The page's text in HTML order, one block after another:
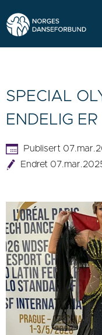
SPECIAL
ENDELIG
Publisert
Endret